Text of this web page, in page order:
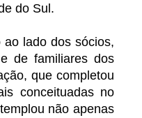
do Sul.
lado dos sócios,
de familiares dos
que completou
conceituadas no
não apenas